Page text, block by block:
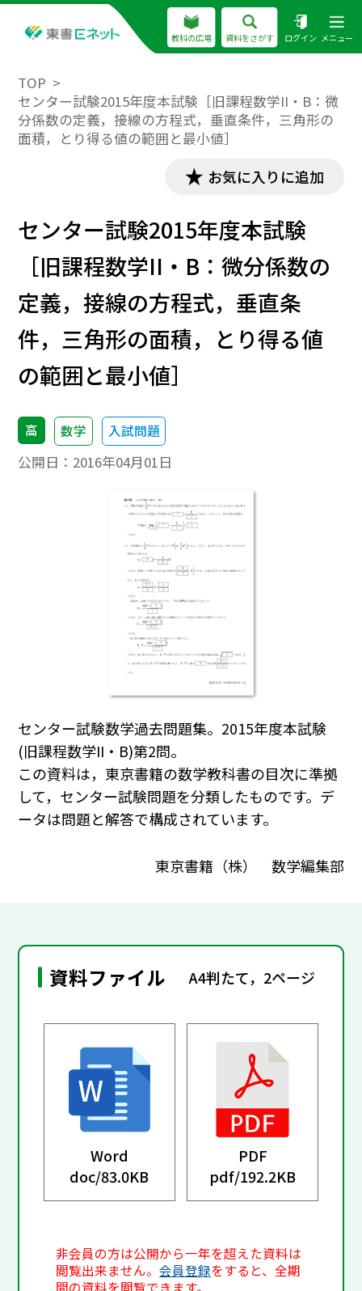
教科の広場 資料をさがす ログイン メニュー
TOP
センター試験2015年度本試験［旧課程数学II・B：微
分係数の定義，接線の方程式，垂直条件，三角形の
面積，とり得る値の範囲と最小値］
お気に入りに追加
センター試験2015年度本試験
［旧課程数学II・B：微分係数の
定義，接線の方程式，垂直条
件，三角形の面積，とり得る値
の範囲と最小値］
高 数学 入試問題
公開日： 2016年04月01日
センター試験数学過去問題集。2015年度本試験
(旧課程数学II・B)第2問。
この資料は，東京書籍の数学教科書の目次に準拠
して，センター試験問題を分類したものです。デ
ータは問題と解答で構成されています。
東京書籍（株） 数学編集部
資料ファイル A4判たて，2ページ
Word
doc/83.0KB
PDF
pdf/192.2KB
非会員の方は公開から一年を超えた資料は
閲覧出来ません。会員登録をすると、全期